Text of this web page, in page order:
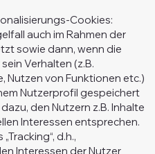
Cookies:
auch im Rahmen der
sowie dann, wenn die
Verhalten (z.B.
Nutzen von Funktionen etc.)
Nutzerprofil gespeichert
den Nutzern z.B. Inhalte
Interessen entsprechen.
d.h.,
Interessen der Nutzer